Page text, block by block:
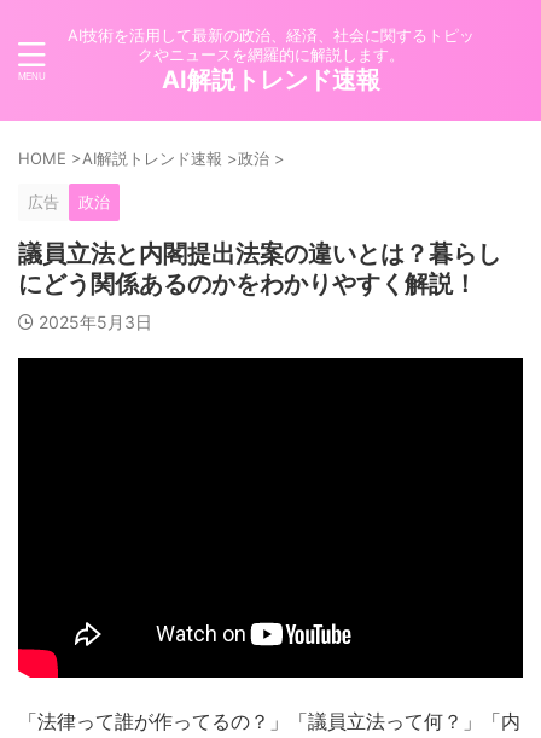
AI技術を活用して最新の政治、経済、社会に関するトピッ
クやニュースを網羅的に解説します。
AI解説トレンド速報
HOME >AI解説トレンド速報 >政治 >
広告 政治
議員立法と内閣提出法案の違いとは？暮らし
にどう関係あるのかをわかりやすく解説！
2025年5月3日
「法律って誰が作ってるの？」「議員立法って何？」「内